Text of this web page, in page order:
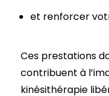
et renforcer
Ces prestations
contribuent à
kinésithérapie